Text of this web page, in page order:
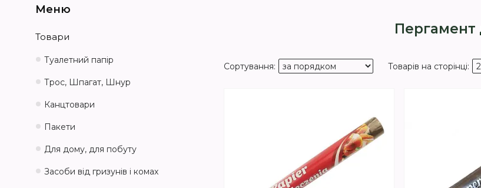
Пергамент
Товари
Туалетний папір
Трос, Шпагат, Шнур
Канцтовари
Пакети
Для дому, для побуту
Засоби від гризунів і комах